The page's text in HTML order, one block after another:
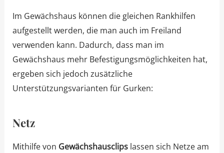
Im Gewächshaus können die gleichen Rankhilfen
aufgestellt werden, die man auch im Freiland
verwenden kann. Dadurch, dass man im
Gewächshaus mehr Befestigungsmöglichkeiten hat,
ergeben sich jedoch zusätzliche
Unterstützungsvarianten für Gurken:
Netz
Mithilfe von Gewächshausclips lassen sich Netze am